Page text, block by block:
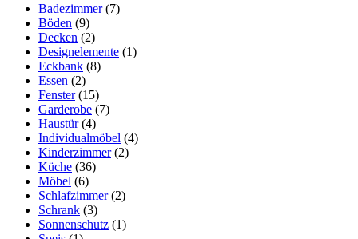
Badezimmer(7)
Böden (9)
Decken (2)
Designelemente (1)
Eckbank (8)
Essen (2)
Fenster(15)
Garderobe (7)
Haustür(4)
Individualmöbel (4)
Kinderzimmer(2)
Küche (36)
Möbel (6)
Schlafzimmer(2)
Schrank (3)
Sonnenschutz (1)